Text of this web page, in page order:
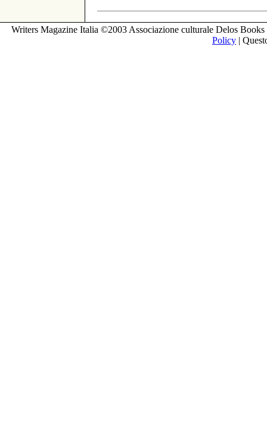
Writers Magazine Italia ©2003 Associazione culturale Delos
Policy |